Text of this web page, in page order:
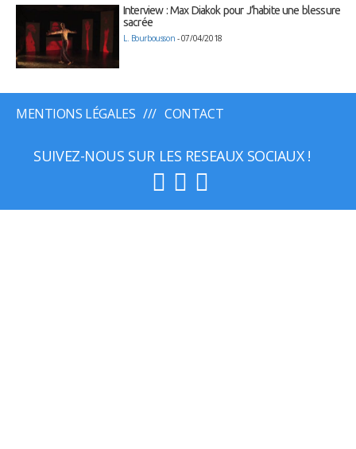
Interview : Max Diakok pour J’habite une blessure
sacrée
L. Bourbousson - 07/04/2018
MENTIONS LÉGALES CONTACT
SUIVEZ-NOUS SUR LES RESEAUX SOCIAUX !